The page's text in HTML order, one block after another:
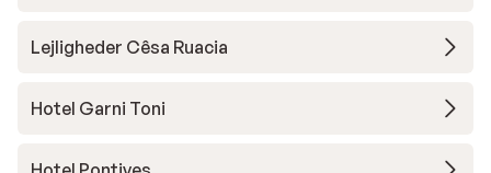
Lejligheder Cêsa Ruacia
Hotel Garni Toni